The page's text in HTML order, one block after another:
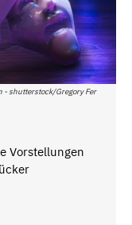
- shutterstock/Gregory Fer
Vorstellungen